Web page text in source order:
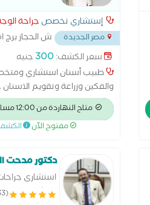
إستشاري تخصص جراحة
مصر الجديدة
ش الحجاز برج
مستشفى هيليوبوليس مصر الجديده
سعر الكشف:300 جنيه
طبيب أسنان استشاري
والفكين وزراعة وتقويم
الجراحين الملكيه ادنبرا
والفكين رئيس قسم جراحة
مصر للطيران
متاح النهاردة من 12:00 مساءً
مفتوح الآن
دكتور مدحت
استشارى
ومشاكل
(133 تقييم)